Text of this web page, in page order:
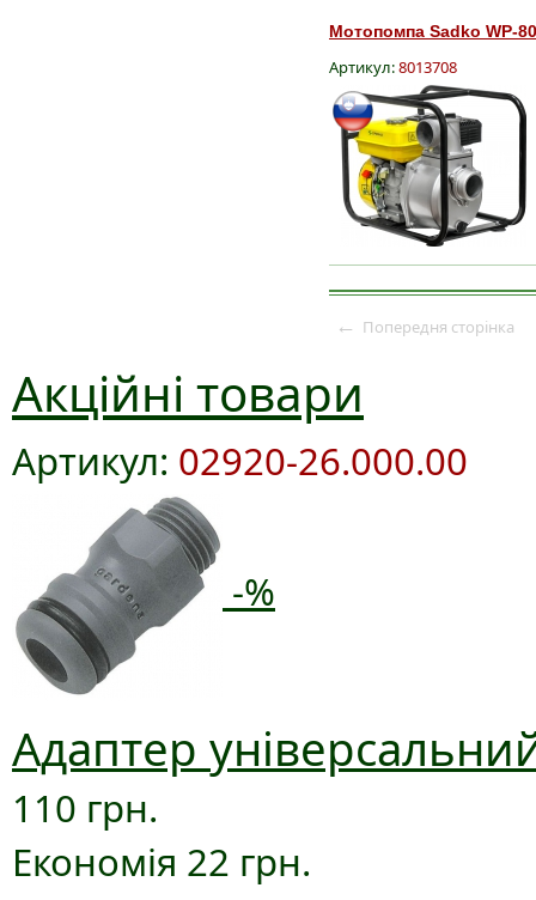
Мотопомпа Sadko WP-
Артикул:8013708
← Попередня сторінка
Акційні товари
Артикул: 02920-26.000.00
-%
Адаптер
110 грн.
Економія 22 грн.